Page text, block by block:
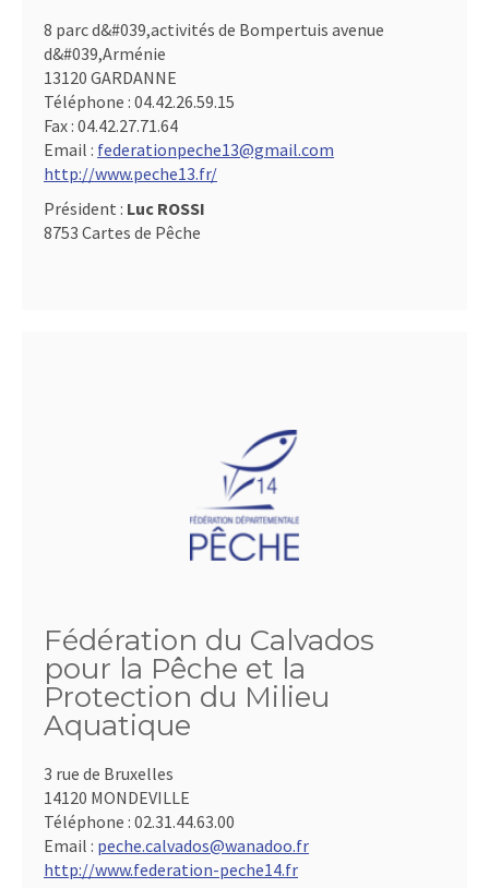
8 parc d&#039,activités de Bompertuis avenue
d&#039,Arménie
13120 GARDANNE
Téléphone : 04.42.26.59.15
Fax : 04.42.27.71.64
Email : federationpeche13@gmail.com
http://www.peche13.fr/
Président : Luc ROSSI
8753 Cartes de Pêche
Fédération du Calvados
pour la Pêche et la
Protection du Milieu
Aquatique
3 rue de Bruxelles
14120 MONDEVILLE
Téléphone : 02.31.44.63.00
Email : peche.calvados@wanadoo.fr
http://www.federation-peche14.fr